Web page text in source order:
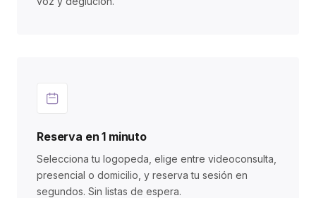
Reserva en 1 minuto
Selecciona tu logopeda, elige entre videoconsulta,
presencial o domicilio, y reserva tu sesión en
segundos. Sin listas de espera.